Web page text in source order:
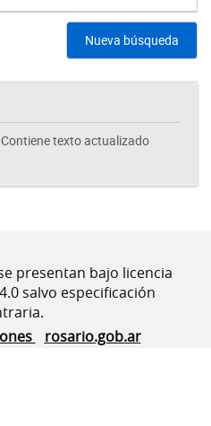
Nueva búsqueda
Contiene texto actualizado